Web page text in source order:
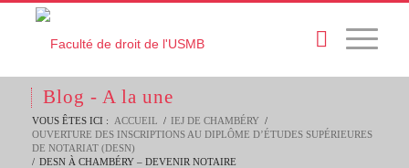
Blog - A la une
VOUS ÊTES ICI : ACCUEIL / IEJ DE CHAMBÉRY /
OUVERTURE DES INSCRIPTIONS AU DIPLÔME D’ÉTUDES SUPÉRIEURES
DE NOTARIAT (DESN)
/ DESN À CHAMBÉRY – DEVENIR NOTAIRE